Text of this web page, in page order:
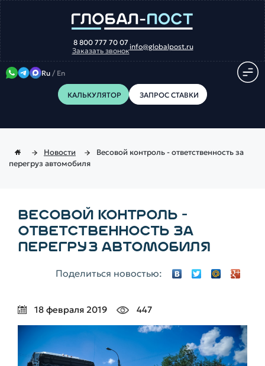
8 800 777 70 07
Заказать звонокinfo@globalpost.ru
Ru / En
КАЛЬКУЛЯТОР ЗАПРОС СТАВКИ
Новости
Весовой контроль - ответственность за
перегруз автомобиля
ВЕСОВОЙ КОНТРОЛЬ -
ОТВЕТСТВЕННОСТЬ ЗА
ПЕРЕГРУЗ АВТОМОБИЛЯ
Поделиться новостью:
18 февраля 2019 447